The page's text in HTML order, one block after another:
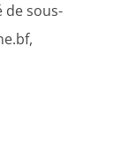
de sous-